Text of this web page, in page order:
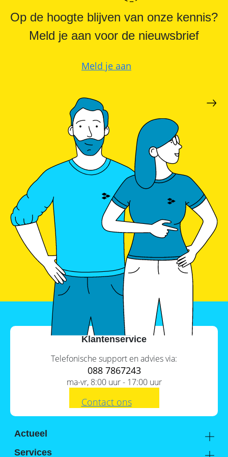
Op de hoogte blijven van onze kennis?
Meld je aan voor de nieuwsbrief
Meld je aan
Klantenservice
Telefonische support en advies via:
088 7867243
ma-vr, 8:00 uur - 17:00 uur
Contact ons
Actueel
Academy
Services